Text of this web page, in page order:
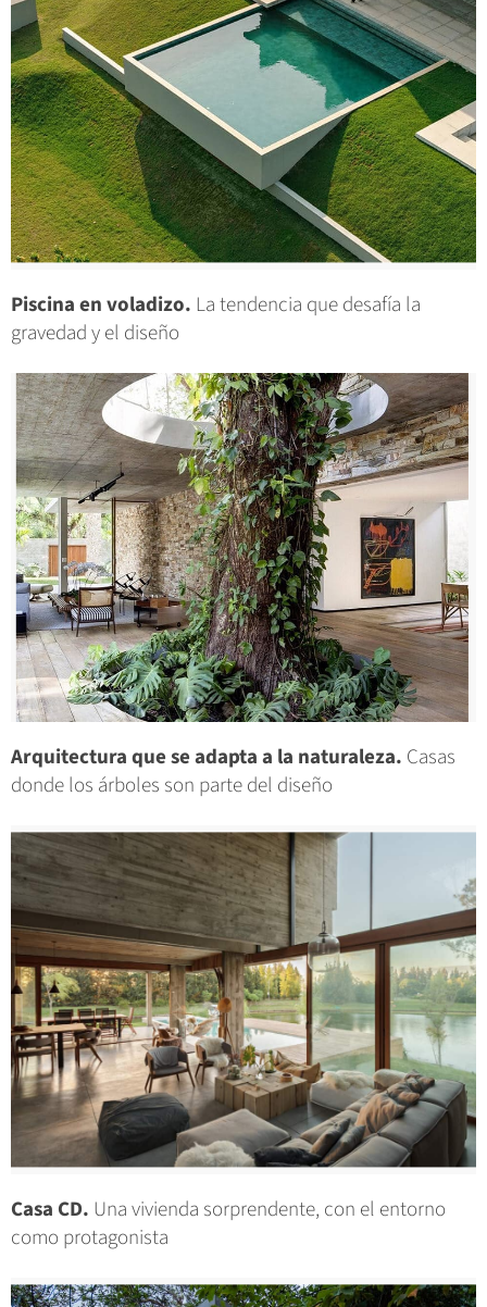
Piscina en voladizo. La tendencia que desafía la
gravedad y el diseño
Arquitectura que se adapta a la naturaleza. Casas
donde los árboles son parte del diseño
Casa CD. Una vivienda sorprendente, con el entorno
como protagonista